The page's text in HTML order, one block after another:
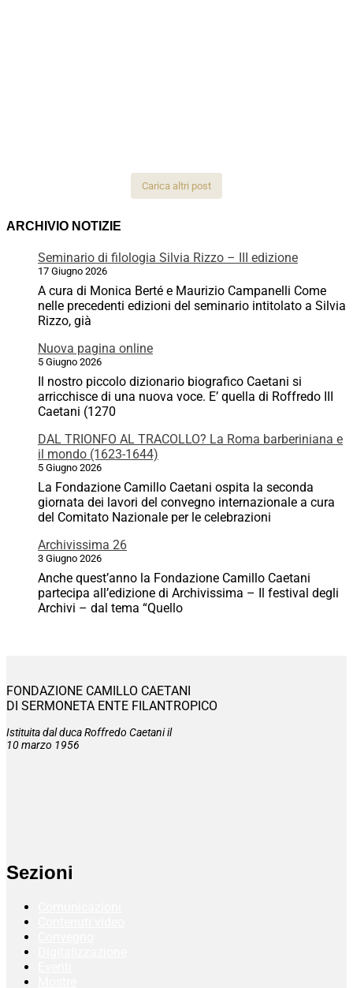
Carica altri post
ARCHIVIO NOTIZIE
Seminario di filologia Silvia Rizzo – III edizione
17 Giugno 2026
A cura di Monica Berté e Maurizio Campanelli Come
nelle precedenti edizioni del seminario intitolato a Silvia
Rizzo, già
Nuova pagina online
5 Giugno 2026
Il nostro piccolo dizionario biografico Caetani si
arricchisce di una nuova voce. E’ quella di Roffredo III
Caetani (1270
DAL TRIONFO AL TRACOLLO? La Roma barberiniana e
il mondo (1623-1644)
5 Giugno 2026
La Fondazione Camillo Caetani ospita la seconda
giornata dei lavori del convegno internazionale a cura
del Comitato Nazionale per le celebrazioni
Archivissima 26
3 Giugno 2026
Anche quest’anno la Fondazione Camillo Caetani
partecipa all’edizione di Archivissima – Il festival degli
Archivi – dal tema “Quello
FONDAZIONE CAMILLO CAETANI
DI SERMONETA ENTE FILANTROPICO
Istituita dal duca Roffredo Caetani il
10 marzo 1956
Sezioni